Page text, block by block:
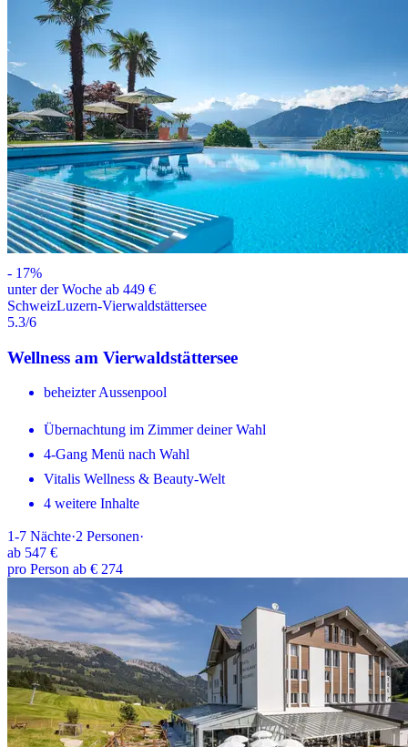
- 17%
unter der Woche ab 449 €
SchweizLuzern-Vierwaldstättersee
5.3/6
Wellness am Vierwaldstättersee
beheizter Aussenpool
Übernachtung im Zimmer deiner Wahl
4-Gang Menü nach Wahl
Vitalis Wellness & Beauty-Welt
4 weitere Inhalte
1-7 Nächte·2 Personen·
ab 547 €
pro Person ab € 274